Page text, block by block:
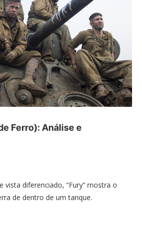
Ferro): Análise e
vista diferenciado, “Fury” mostra o
de dentro de um tanque.